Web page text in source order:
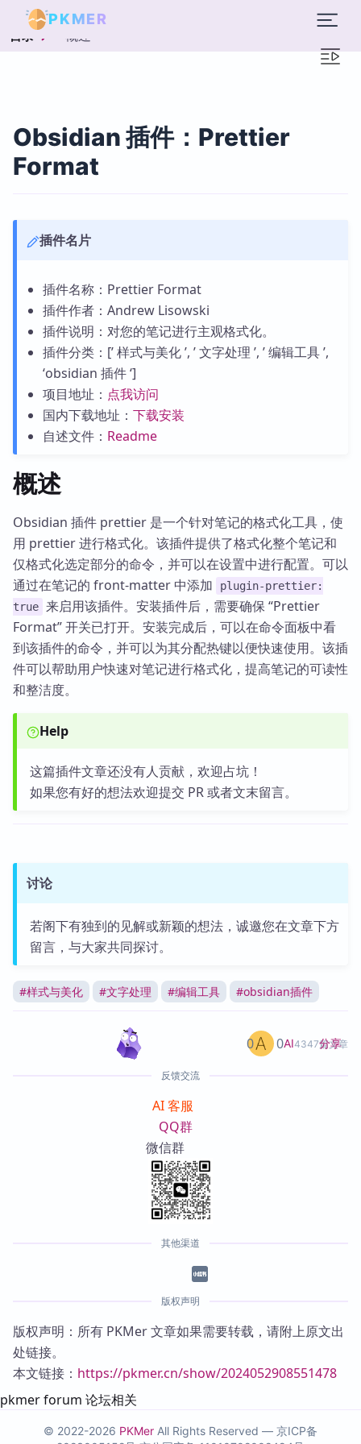
PKMER
目录 概述
Obsidian 插件：Prettier
Format
插件名片
插件名称：Prettier Format
插件作者：Andrew Lisowski
插件说明：对您的笔记进行主观格式化。
插件分类：[’ 样式与美化 ’, ’ 文字处理 ’, ’ 编辑工具 ’,
‘obsidian 插件 ‘]
项目地址： 点我访问
国内下载地址： 下载安装
自述文件： Readme
概述
Obsidian 插件 prettier 是一个针对笔记的格式化工具，使
用 prettier 进行格式化。该插件提供了格式化整个笔记和
仅格式化选定部分的命令，并可以在设置中进行配置。可以
通过在笔记的 front-matter 中添加
plugin-prettier:
true 来启用该插件。安装插件后，需要确保 “Prettier
Format” 开关已打开。安装完成后，可以在命令面板中看
到该插件的命令，并可以为其分配热键以便快速使用。该插
件可以帮助用户快速对笔记进行格式化，提高笔记的可读性
和整洁度。
Help
这篇插件文章还没有人贡献，欢迎占坑！
如果您有好的想法欢迎提交 PR 或者文末留言。
讨论
若阁下有独到的见解或新颖的想法，诚邀您在文章下方
留言，与大家共同探讨。
#样式与美化 #文字处理 #编辑工具 #obsidian插件
AI4347篇文章
0 0 分享
反馈交流
AI 客服
QQ群
微信群
其他渠道
版权声明
版权声明：所有 PKMer 文章如果需要转载，请附上原文出
处链接。
本文链接： https://pkmer.cn/show/2024052908551478
pkmer forum 论坛相关
© 2022-2026 PKMer All Rights Reserved — 京ICP备